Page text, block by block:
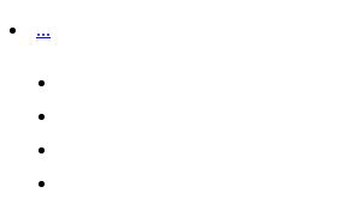
...